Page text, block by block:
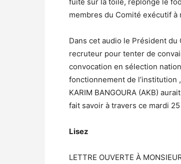
membres du Comité exécutif
Dans cet audio le Président du
recruteur pour tenter de
convocation en sélection
fonctionnement de l’institution
KARIM BANGOURA (AKB)
fait savoir à travers ce mardi
Lisez
LETTRE OUVERTE À